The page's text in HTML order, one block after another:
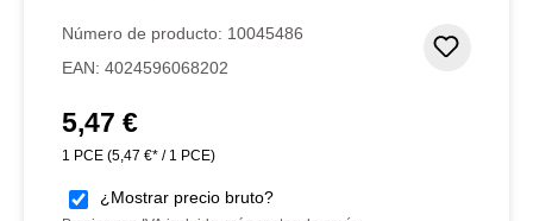
Número de producto: 10045486
EAN: 4024596068202
Precio normal:
5,47 €
1 PCE (5,47 €* / 1 PCE)
¿Mostrar precio bruto?